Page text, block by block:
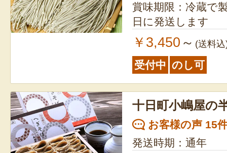
賞味期限：冷蔵で製
日に発送します
￥3,450 ～ (送料
受付中 のし可
十日町小嶋屋の
お客様の声 15
発送時期：通年